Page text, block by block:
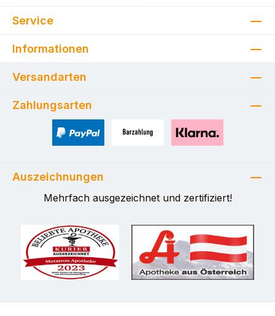
Service
Informationen
Versandarten
Zahlungsarten
Auszeichnungen
Mehrfach ausgezeichnet und zertifiziert!